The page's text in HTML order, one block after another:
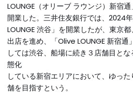
LOUNGE（オリーブ ラウンジ）新宿
開業した。三井住友銀行では、2024
LOUNGE 渋谷」を開業したが、東京
出店を進め、「Olive LOUNGE 新宿通
しては渋谷、船場に続き３店舗目と
態化
している新宿エリアにおいて、ゆっ
舗を目指すという。